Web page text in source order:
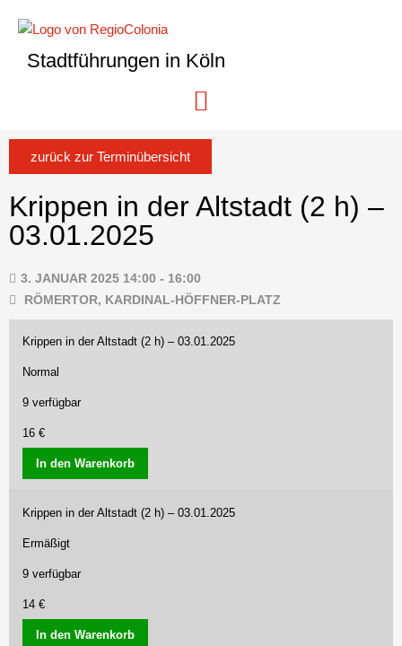
Stadtführungen in Köln
zurück zur Terminübersicht
Krippen in der Altstadt (2 h) –
03.01.2025
3. JANUAR 2025 14:00 - 16:00
RÖMERTOR, KARDINAL-HÖFFNER-PLATZ
Krippen in der Altstadt (2 h) – 03.01.2025
Normal
9 verfügbar
16 €
In den Warenkorb
Krippen in der Altstadt (2 h) – 03.01.2025
Ermäßigt
9 verfügbar
14 €
In den Warenkorb